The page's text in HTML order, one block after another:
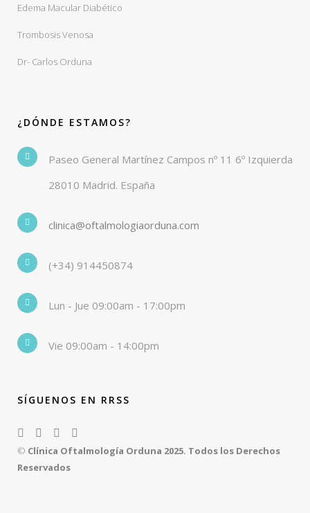
Edema Macular Diabético
Trombosis Venosa
Dr- Carlos Orduna
¿DÓNDE ESTAMOS?
Paseo General Martínez Campos nº 11 6º Izquierda
28010 Madrid. España
clinica@oftalmologiaorduna.com
(+34) 914450874
Lun - Jue 09:00am - 17:00pm
Vie 09:00am - 14:00pm
SÍGUENOS EN RRSS
© Clínica Oftalmología Orduna 2025. Todos los Derechos
Reservados